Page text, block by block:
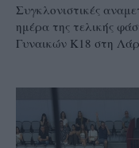
Συγκλονιστικές
ημέρα της τελικής
Γυναικών Κ18 στη